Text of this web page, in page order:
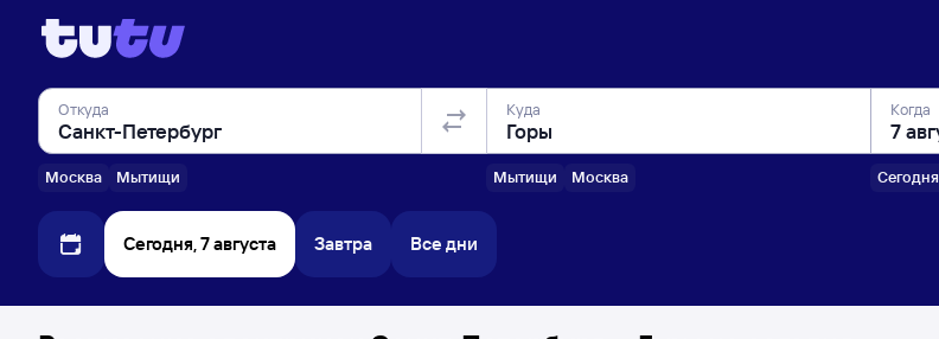
Откуда
Москва Мытищи
Куда
Мытищи Москва
Когда
Сегодня
Сегодня, 7 августа Завтра Все дни